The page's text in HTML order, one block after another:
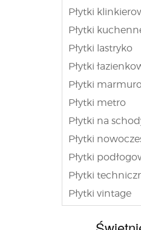
Płytki
Płytki
Płytki lastryko
Płytki
Płytki
Płytki metro
Płytki na
Płytki
Płytki
Płytki
Płytki vintage